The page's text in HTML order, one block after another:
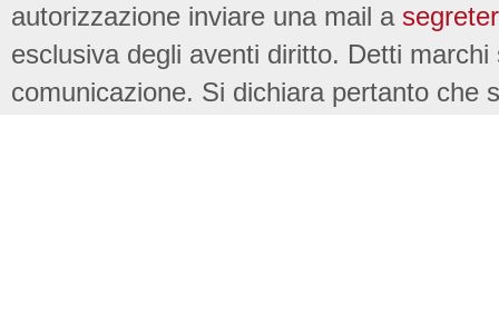
autorizzazione inviare una mail a
esclusiva degli aventi diritto. Detti
comunicazione. Si dichiara pertanto che